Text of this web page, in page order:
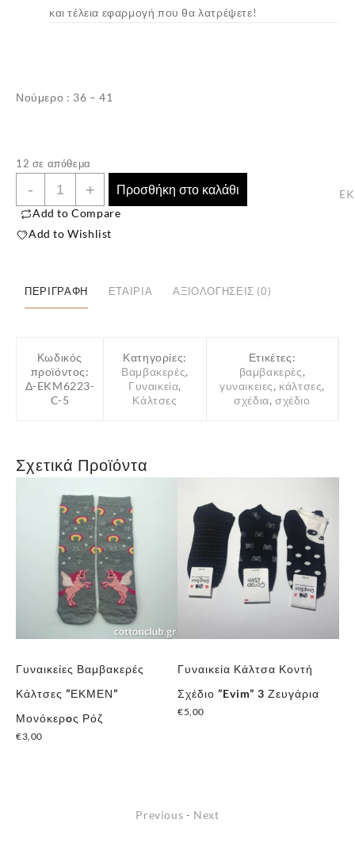
και τέλεια εφαρμογή που θα λατρέψετε!
Νούμερο : 36 – 41
12 σε απόθεμα
-
Γυναικείες
Βαμβακερές
”ΕΚΜΕΝ”
+
Προσθήκη στο καλάθι
Add to Compare
Add to Wishlist
ΠΕΡΙΓΡΑΦΉ ΕΤΑΙΡΊΑ ΑΞΙΟΛΟΓΉΣΕΙΣ (0)
Κωδικός
προϊόντος:
Δ-EKM6223-
C-5
Κατηγορίες:
Βαμβακερές,
Γυναικεία,
Κάλτσες
Ετικέτες:
βαμβακερές,
γυναικειες, κάλτσες,
σχέδια,σχέδιο
Σχετικά Προϊόντα
Γυναικείες Βαμβακερές
Κάλτσες ”ΕΚΜΕΝ”
Μονόκερoς Ρόζ
€3,00
Γυναικεία Κάλτσα Κοντή
Σχέδιο ”Evim” 3 Ζευγάρια
€5,00
Previous - Next